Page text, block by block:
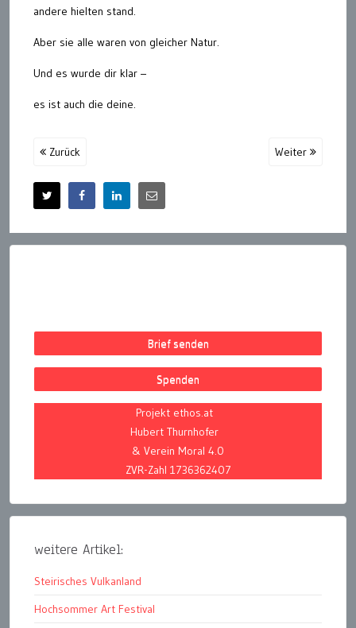
andere hielten stand.
Aber sie alle waren von gleicher Natur.
Und es wurde dir klar –
es ist auch die deine.
Zurück Weiter
Brief senden
Spenden
Projekt ethos.at
Hubert Thurnhofer
& Verein Moral 4.0
ZVR-Zahl 1736362407
weitere Artikel:
Steirisches Vulkanland
Hochsommer Art Festival